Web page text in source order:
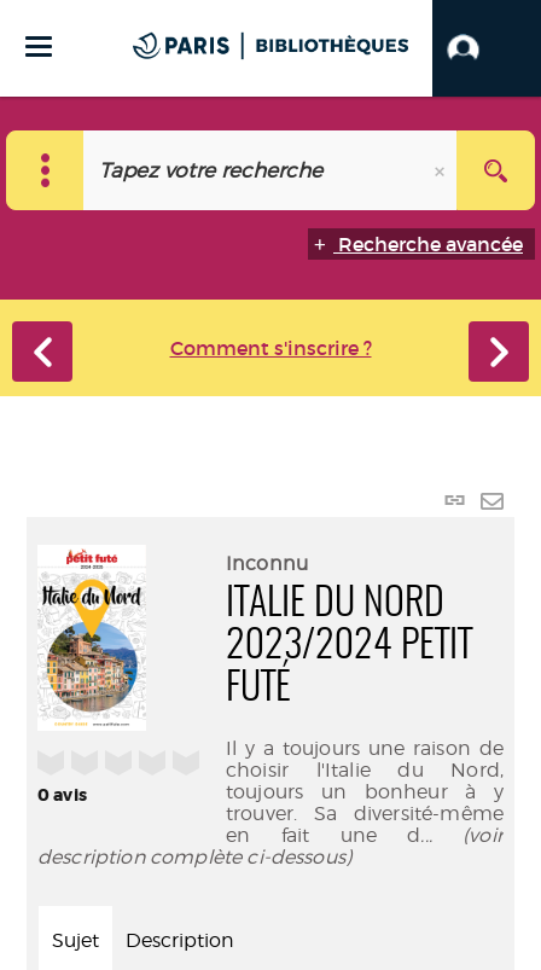
Recherche avancée
Comment s'inscrire ?
Lien
0avis
Inconnu
ITALIE DU NORD
2023/2024 PETIT
FUTÉ
Il y a toujours une raison de
choisir l'Italie du Nord,
toujours un bonheur à y
trouver. Sa diversité-même
en fait une d... (voir
description complète ci-dessous)
Sujet Description